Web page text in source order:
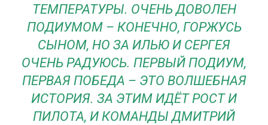
ТЕМПЕРАТУРЫ. ОЧЕНЬ ДОВОЛЕН
ПОДИУМОМ – КОНЕЧНО, ГОРЖУСЬ
СЫНОМ, НО ЗА ИЛЬЮ И СЕРГЕЯ
ОЧЕНЬ РАДУЮСЬ. ПЕРВЫЙ ПОДИУМ,
ПЕРВАЯ ПОБЕДА – ЭТО ВОЛШЕБНАЯ
ИСТОРИЯ. ЗА ЭТИМ ИДЁТ РОСТ И
ПИЛОТА, И КОМАНДЫ ДМИТРИЙ